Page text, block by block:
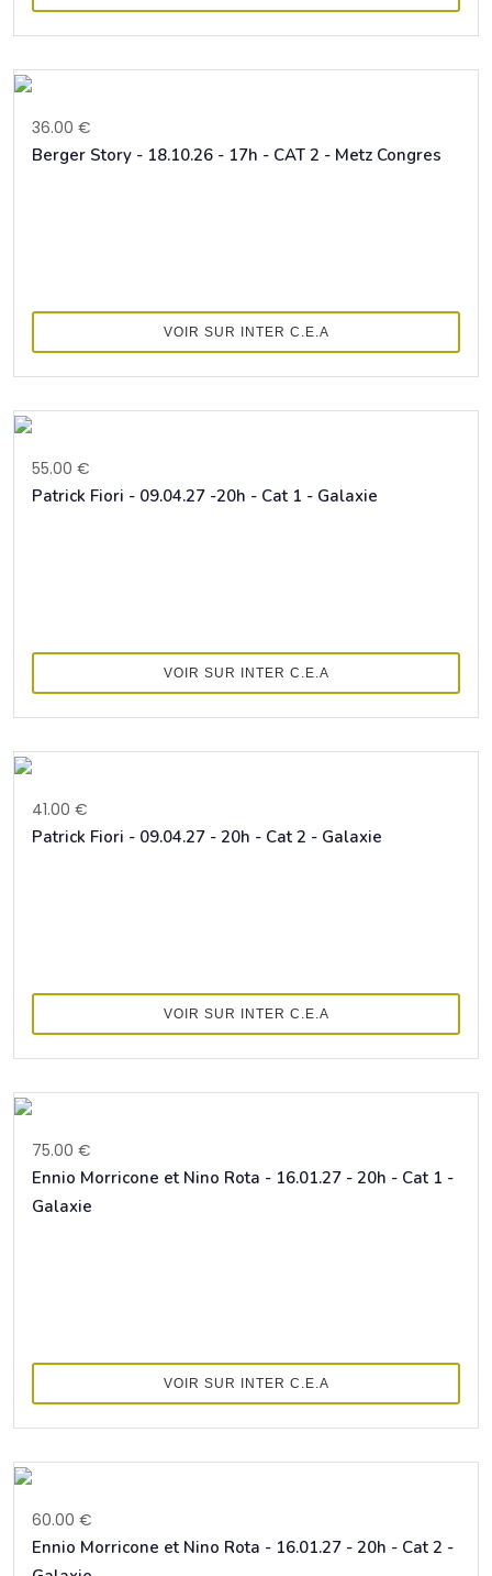
36.00 €
Berger Story - 18.10.26 - 17h - CAT 2 - Metz Congres
VOIR SUR INTER C.E.A
55.00 €
Patrick Fiori - 09.04.27 -20h - Cat 1 - Galaxie
VOIR SUR INTER C.E.A
41.00 €
Patrick Fiori - 09.04.27 - 20h - Cat 2 - Galaxie
VOIR SUR INTER C.E.A
75.00 €
Ennio Morricone et Nino Rota - 16.01.27 - 20h - Cat 1 -
Galaxie
VOIR SUR INTER C.E.A
60.00 €
Ennio Morricone et Nino Rota - 16.01.27 - 20h - Cat 2 -